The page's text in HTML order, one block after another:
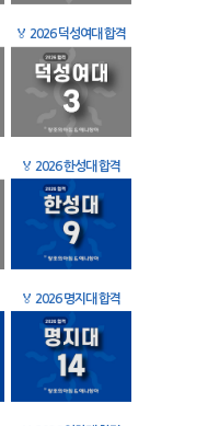
🏅 2026 덕성여대 합격
🏅 2026 한성대 합격
🏅 2026 명지대 합격